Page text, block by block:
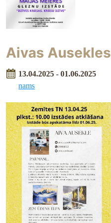
Aivas
13.04.2025 - 01.06.2025
nams